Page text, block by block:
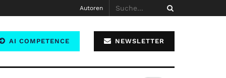
Autoren
AI COMPETENCE NEWSLETTER